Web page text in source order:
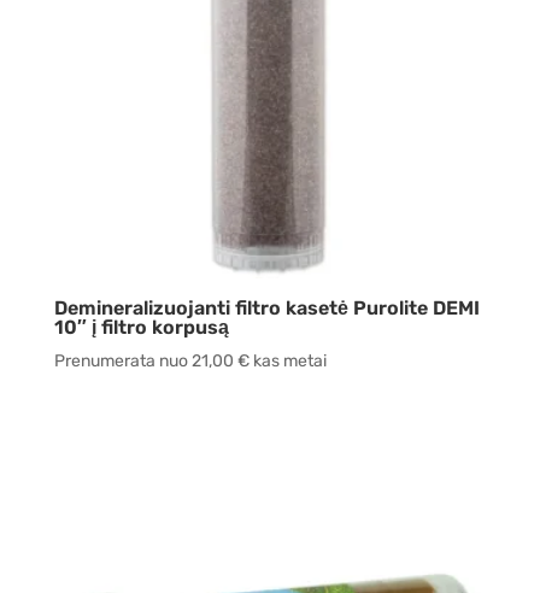
Demineralizuojanti filtro kasetė Purolite DEMI
10″ į filtro korpusą
Prenumerata nuo21,00 €kas metai